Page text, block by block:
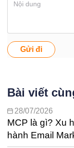
Gửi đi
Bài viết
28/07/2026
MCP là gì? Xu
hành Email